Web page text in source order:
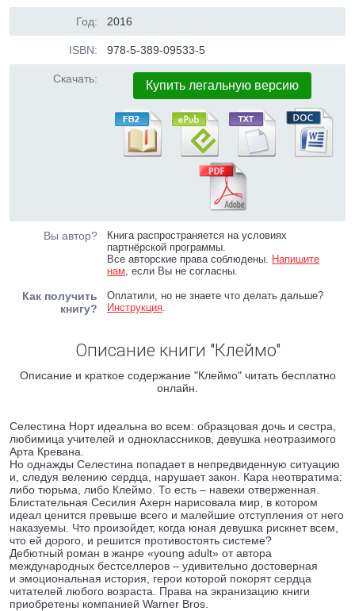
Год: 2016
ISBN: 978-5-389-09533-5
Скачать: Купить легальную версию
Вы автор?
Книга распространяется на условиях
партнёрской программы.
Все авторские права соблюдены. Напишите
нам, если Вы не согласны.
Как получить
книгу?
Оплатили, но не знаете что делать дальше?
Инструкция.
Описание книги "Клеймо"
Описание и краткое содержание "Клеймо" читать бесплатно
онлайн.
Селестина Норт идеальна во всем: образцовая дочь и сестра,
любимица учителей и одноклассников, девушка неотразимого
Арта Кревана.
Но однажды Селестина попадает в непредвиденную ситуацию
и, следуя велению сердца, нарушает закон. Кара неотвратима:
либо тюрьма, либо Клеймо. То есть – навеки отверженная.
Блистательная Сесилия Ахерн нарисовала мир, в котором
идеал ценится превыше всего и малейшие отступления от него
наказуемы. Что произойдет, когда юная девушка рискнет всем,
что ей дорого, и решится противостоять системе?
Дебютный роман в жанре «young adult» от автора
международных бестселлеров – удивительно достоверная
и эмоциональная история, герои которой покорят сердца
читателей любого возраста. Права на экранизацию книги
приобретены компанией Warner Bros.